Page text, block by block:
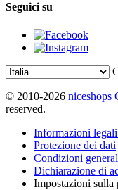
Seguici su
© 2010-2026 niceshops
reserved.
Informazioni
Protezione dei dati
Condizioni
Dichiarazione di
Impostazioni sulla